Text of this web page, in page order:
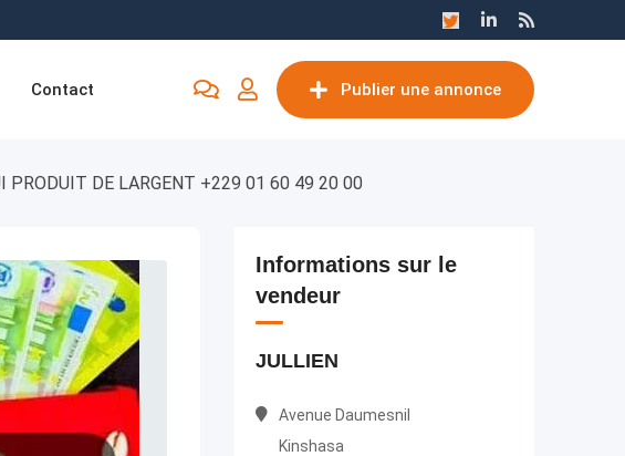
Contact Publier une annonce
PRODUIT DE LARGENT +229 01 60 49 20 00
Informations sur le
vendeur
JULLIEN
Avenue Daumesnil
Kinshasa